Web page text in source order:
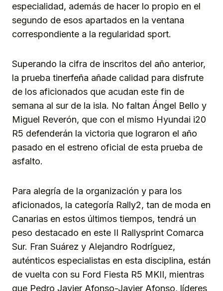
especialidad, además de hacer lo propio en el
segundo de esos apartados en la ventana
correspondiente a la regularidad sport.
Superando la cifra de inscritos del año anterior,
la prueba tinerfeña añade calidad para disfrute
de los aficionados que acudan este fin de
semana al sur de la isla. No faltan Ángel Bello y
Miguel Reverón, que con el mismo Hyundai i20
R5 defenderán la victoria que lograron el año
pasado en el estreno oficial de esta prueba de
asfalto.
Para alegría de la organización y para los
aficionados, la categoría Rally2, tan de moda en
Canarias en estos últimos tiempos, tendrá un
peso destacado en este II Rallysprint Comarca
Sur. Fran Suárez y Alejandro Rodríguez,
auténticos especialistas en esta disciplina, están
de vuelta con su Ford Fiesta R5 MKII, mientras
que Pedro Javier Afonso-Javier Afonso, líderes